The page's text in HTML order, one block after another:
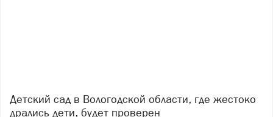
Детский сад в Вологодской области, где жестоко
дрались дети, будет проверен